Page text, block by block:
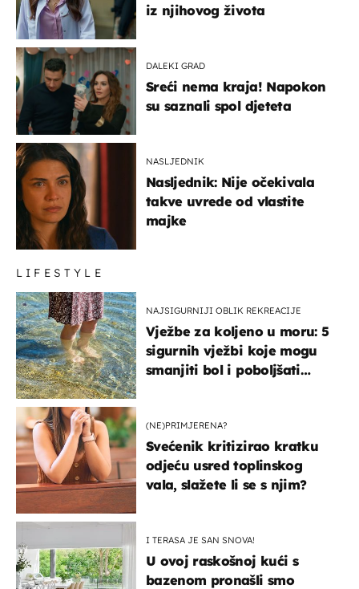
iz njihovog života
DALEKI GRAD
Sreći nema kraja! Napokon
su saznali spol djeteta
NASLJEDNIK
Nasljednik: Nije očekivala
takve uvrede od vlastite
majke
LIFESTYLE
NAJSIGURNIJI OBLIK REKREACIJE
Vježbe za koljeno u moru: 5
sigurnih vježbi koje mogu
smanjiti bol i poboljšati
(NE)PRIMJERENA?
Svećenik kritizirao kratku
odjeću usred toplinskog
vala, slažete li se s njim?
I TERASA JE SAN SNOVA!
U ovoj raskošnoj kući s
bazenom pronašli smo